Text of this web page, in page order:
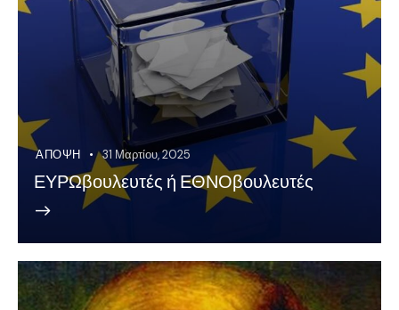
ΆΠΟΨΗ 31 Μαρτίου, 2025
ΕΥΡΩβουλευτές ή ΕΘΝΟβουλευτές